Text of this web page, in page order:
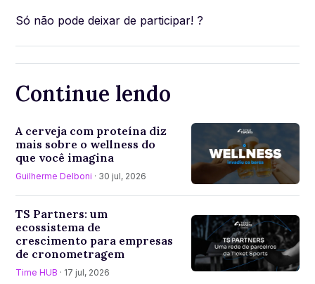
Só não pode deixar de participar! ?
Continue lendo
A cerveja com proteína diz
mais sobre o wellness do
que você imagina
Guilherme Delboni · 30 jul, 2026
TS Partners: um
ecossistema de
crescimento para empresas
de cronometragem
Time HUB · 17 jul, 2026